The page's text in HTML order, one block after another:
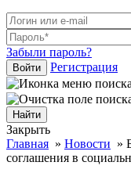
Забыли пароль?
Войти Регистрация
Закрыть
Главная » Новости »
соглашения в